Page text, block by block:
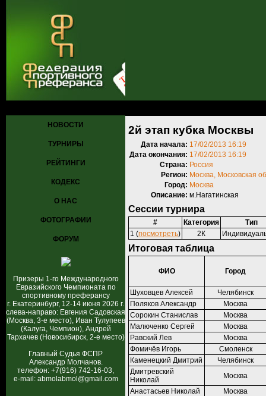
НОВОСТИ
ТУРНИРЫ
РЕЙТИНГИ
КОДЕКС
О НАС
ФОТОГРАФИИ
ФОРУМ
Призеры 1-го Международного
Евразийского Чемпионата по
спортивному преферансу
г. Екатеринбург, 12-14 июня 2026 г.
слева-направо: Евгения Садовская
(Москва, 3-е место), Иван Тулупеев
(Калуга, Чемпион), Андрей
Тархачев (Новосибирск, 2-е место)
Главный Судья ФСПР
Александр Молчанов.
телефон: +7(916) 742-16-03,
e-mail: abmolabmol@gmail.com
2й этап кубка Москвы
Дата начала: 17/02/2013 16:19
Дата окончания: 17/02/2013 16:19
Страна: Россия
Регион: Москва, Московская
Город: Москва
Описание: м.Нагатинская
Сессии турнира
# Категория
Тип
1 (посмотреть) 2К
Итоговая таблица
ФИО Город
Шуховцев Алексей
Челябинск
Поляков Александр
Москва
Сорокин Станислав
Москва
Малюченко Сергей
Москва
Равский Лев
Москва
Фомичёв Игорь
Смоленск
Каменецкий Дмитрий
Челябинск
Дмитревский
Николай
Москва
Анастасьев Николай
Москва